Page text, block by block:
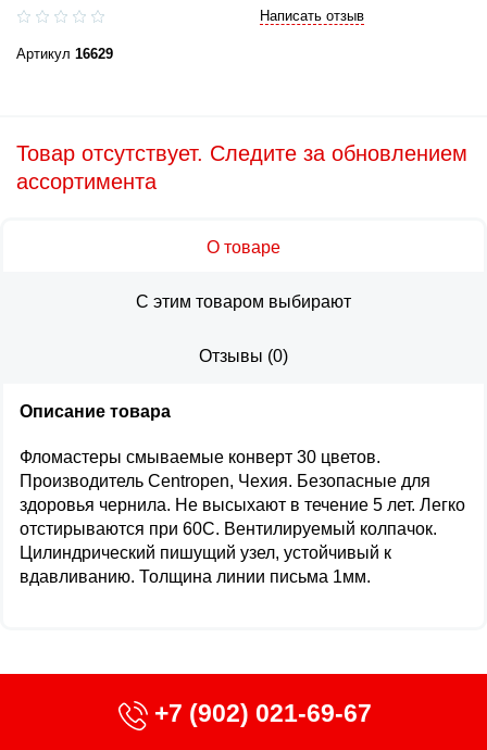
Написать отзыв
Артикул 16629
Товар отсутствует. Следите за обновлением
ассортимента
О товаре
С этим товаром выбирают
Отзывы (0)
Описание товара
Фломастеры смываемые конверт 30 цветов.
Производитель Centropen, Чехия. Безопасные для
здоровья чернила. Не высыхают в течение 5 лет. Легко
отстирываются при 60С. Вентилируемый колпачок.
Цилиндрический пишущий узел, устойчивый к
вдавливанию. Толщина линии письма 1мм.
+7 (902) 021-69-67